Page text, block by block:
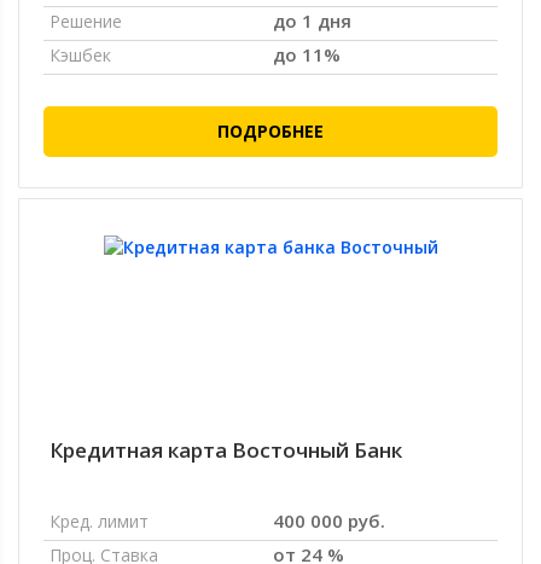
Решение до 1 дня
Кэшбек до 11%
ПОДРОБНЕЕ
Кредитная карта Восточный Банк
Кред. лимит 400 000 руб.
Проц. Ставка от 24 %